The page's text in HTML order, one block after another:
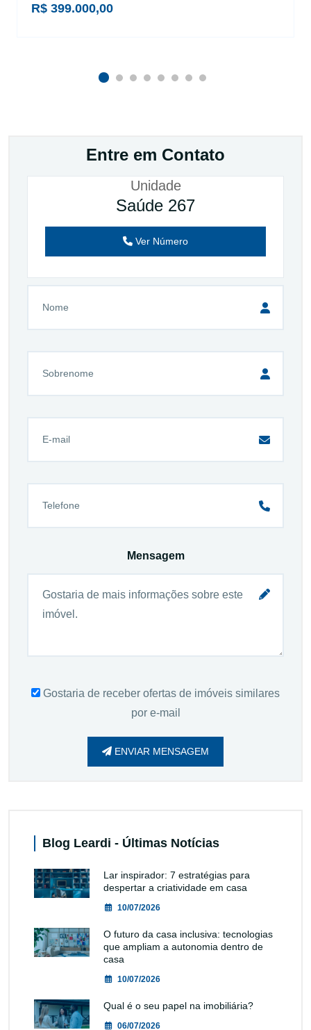
R$ 399.000,00
Entre em Contato
Unidade
Saúde 267
Ver Número
Mensagem
Gostaria de receber ofertas de imóveis similares
por e-mail
ENVIAR MENSAGEM
Blog Leardi - Últimas Notícias
Lar inspirador: 7 estratégias para
despertar a criatividade em casa
10/07/2026
O futuro da casa inclusiva: tecnologias
que ampliam a autonomia dentro de
casa
10/07/2026
Qual é o seu papel na imobiliária?
06/07/2026